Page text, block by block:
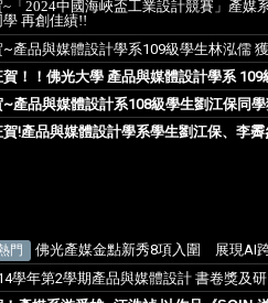
~「2024中國海峽盃工業設計競賽」產媒
學 再創佳績!!
~產品與媒體設計學系109級學生林泓儒
賀！！佛光大學 產品與媒體設計學系
~產品與媒體設計系108級學生劉江保同
賀!產品與媒體設計學系學生劉江保、李
門 佛光產媒金點新秀8項入圍 展現AI
學年第2學期產品與媒體設計 書卷獎及